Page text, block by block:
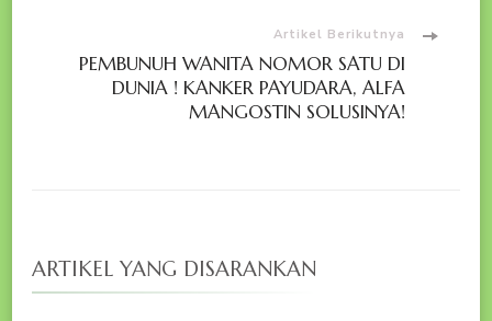
Artikel Berikutnya
PEMBUNUH WANITA NOMOR SATU DI
DUNIA ! KANKER PAYUDARA, ALFA
MANGOSTIN SOLUSINYA!
ARTIKEL YANG DISARANKAN